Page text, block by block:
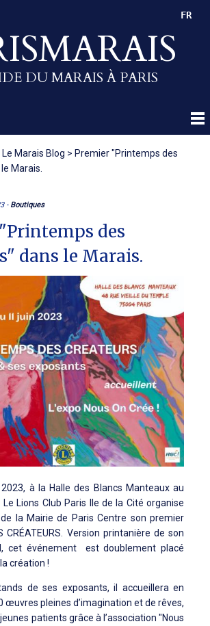
DU MARAIS À PARIS
FR
Le Marais Blog > Premier "Printemps des
Marais.
- Boutiques
des
dans le Marais.
à la Halle des Blancs Manteaux au
Lions Club Paris Ile de la Cité organise
la Mairie de Paris Centre son premier
CRÉATEURS. Version printanière de son
cet événement est doublement placé
création !
de ses exposants, il accueillera en
œuvres pleines d’imagination et de rêves,
patients grâce à l’association "Nous